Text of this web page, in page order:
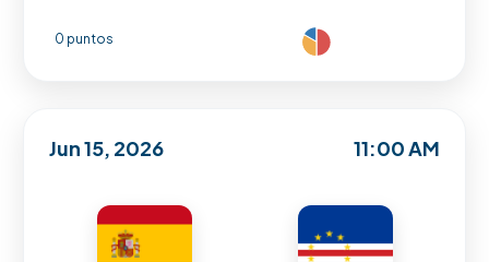
0 puntos
Jun 15, 2026 11:00 AM